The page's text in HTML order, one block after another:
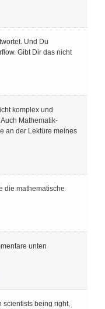
Und Du
Gibt Dir das nicht
komplex und
Mathematik-
an der Lektüre meines
die mathematische
unten
scientists being right,